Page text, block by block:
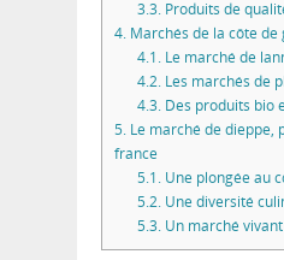
3.3.Produits de
4. Marchés de la côte de
4.1.Le marché de
4.2.Les marchés de
4.3.Des produits bio
5. Le marché de dieppe,
france
5.1.Une plongée au
5.2.Une diversité
5.3.Un marché